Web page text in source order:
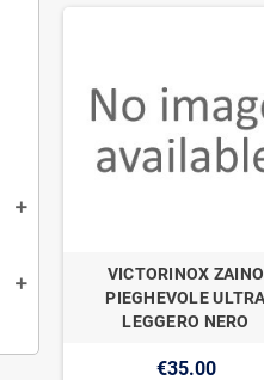
VICTORINOX ZAINO
PIEGHEVOLE ULTRA
LEGGERO NERO
€35.00